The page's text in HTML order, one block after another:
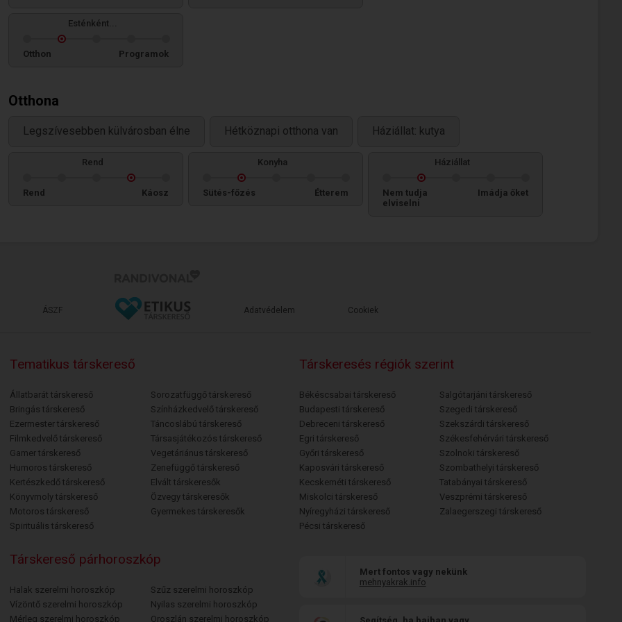
Esténként...
Otthon Programok
Otthona
Legszívesebben külvárosban élne Hétköznapi otthona van Háziállat: kutya
Rend
Rend Káosz
Konyha
Sütés-főzés Étterem
Háziállat
Nem tudja
elviselni
Imádja őket
ÁSZF Adatvédelem Cookiek
Tematikus társkereső
Állatbarát társkereső
Bringás társkereső
Ezermester társkereső
Filmkedvelő társkereső
Gamer társkereső
Humoros társkereső
Kertészkedő társkereső
Könyvmoly társkereső
Motoros társkereső
Spirituális társkereső
Sorozatfüggő társkereső
Színházkedvelő társkereső
Táncoslábú társkereső
Társasjátékozós társkereső
Vegetáriánus társkereső
Zenefüggő társkereső
Elvált társkeresők
Özvegy társkeresők
Gyermekes társkeresők
Társkeresés régiók szerint
Békéscsabai társkereső
Budapesti társkereső
Debreceni társkereső
Egri társkereső
Győri társkereső
Kaposvári társkereső
Kecskeméti társkereső
Miskolci társkereső
Nyíregyházi társkereső
Pécsi társkereső
Salgótarjáni társkereső
Szegedi társkereső
Szekszárdi társkereső
Székesfehérvári társkereső
Szolnoki társkereső
Szombathelyi társkereső
Tatabányai társkereső
Veszprémi társkereső
Zalaegerszegi társkereső
Társkereső párhoroszkóp
Halak szerelmi horoszkóp
Vízöntő szerelmi horoszkóp
Mérleg szerelmi horoszkóp
Szűz szerelmi horoszkóp
Nyilas szerelmi horoszkóp
Oroszlán szerelmi horoszkóp
Mert fontos vagy nekünk
mehnyakrak.info